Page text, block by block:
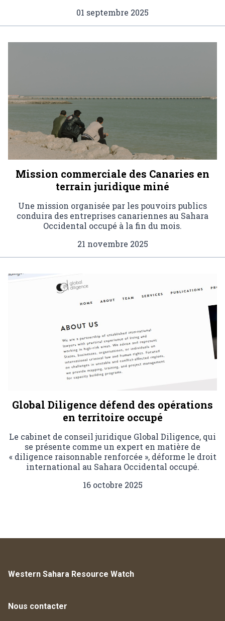
01 septembre 2025
Mission commerciale des Canaries en
terrain juridique miné
Une mission organisée par les pouvoirs publics
conduira des entreprises canariennes au Sahara
Occidental occupé à la fin du mois.
21 novembre 2025
Global Diligence défend des opérations
en territoire occupé
Le cabinet de conseil juridique Global Diligence, qui
se présente comme un expert en matière de
« diligence raisonnable renforcée », déforme le droit
international au Sahara Occidental occupé.
16 octobre 2025
Western Sahara Resource Watch
Nous contacter